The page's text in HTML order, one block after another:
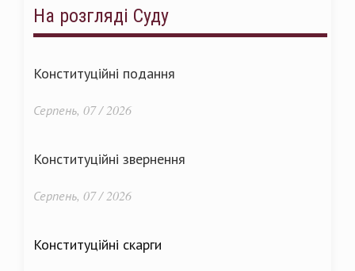
На розгляді Суду
Конституційні подання
Серпень, 07 / 2026
Конституційні звернення
Серпень, 07 / 2026
Конституційні скарги